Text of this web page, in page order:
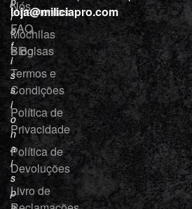
r
o
f
i
s
s
i
o
n
a
i
s
p
ferramentas
Mochilas
e Bolsas
Nós
FAQ
Blog
Termos e
Condições
Política de
Privacidade
Política de
Devoluções
Livro de
loja@miliciapro.com